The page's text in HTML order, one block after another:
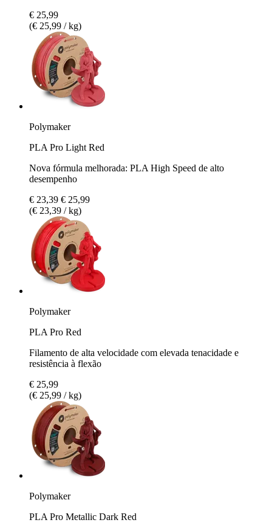
€ 25,99
(€ 25,99 / kg)
Polymaker
PLA Pro Light Red
Nova fórmula melhorada: PLA High Speed de alto
desempenho
€ 23,39 € 25,99
(€ 23,39 / kg)
Polymaker
PLA Pro Red
Filamento de alta velocidade com elevada tenacidade e
resistência à flexão
€ 25,99
(€ 25,99 / kg)
Polymaker
PLA Pro Metallic Dark Red